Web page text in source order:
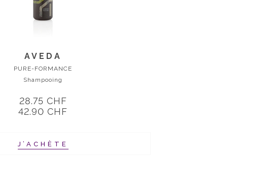
AVEDA
PURE-FORMANCE
Shampooing
28.75 CHF
42.90 CHF
J’ACHÈTE